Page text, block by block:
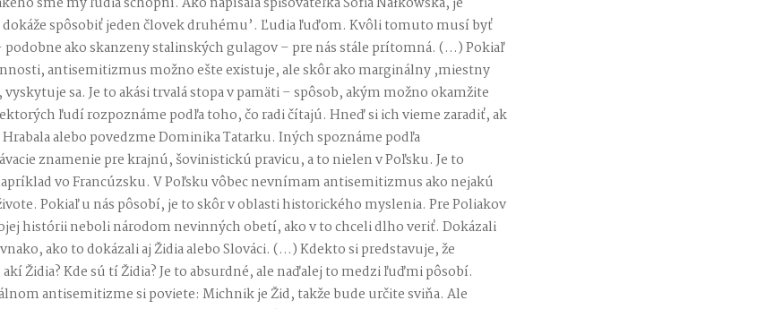
spôsobiť jeden človek druhému’. Ľudia ľuďom. Kvôli tomuto musí byť
ako skanzeny stalinských gulagov – pre nás stále prítomná. (…) Pokiaľ
antisemitizmus možno ešte existuje, ale skôr ako marginálny ,miestny
sa. Je to akási trvalá stopa v pamäti – spôsob, akým možno okamžite
ľudí rozpoznáme podľa toho, čo radi čítajú. Hneď si ich vieme zaradiť, ak
alebo povedzme Dominika Tatarku. Iných spoznáme podľa
znamenie pre krajnú, šovinistickú pravicu, a to nielen v Poľsku. Je to
vo Francúzsku. V Poľsku vôbec nevnímam antisemitizmus ako nejakú
Pokiaľ u nás pôsobí, je to skôr v oblasti historického myslenia. Pre Poliakov
histórii neboli národom nevinných obetí, ako v to chceli dlho veriť. Dokázali
ako to dokázali aj Židia alebo Slováci. (…) Kdekto si predstavuje, že
Židia? Kde sú tí Židia? Je to absurdné, ale naďalej to medzi ľuďmi pôsobí.
antisemitizme si poviete: Michnik je Žid, takže bude určite sviňa. Ale